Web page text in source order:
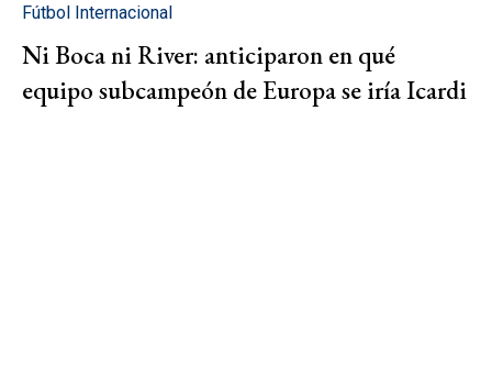
Fútbol Internacional
Ni Boca ni River: anticiparon en qué
equipo subcampeón de Europa se iría Icardi